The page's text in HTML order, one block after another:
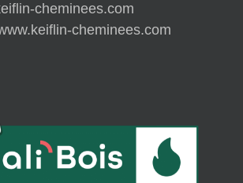
cheminees.com
cheminees.com